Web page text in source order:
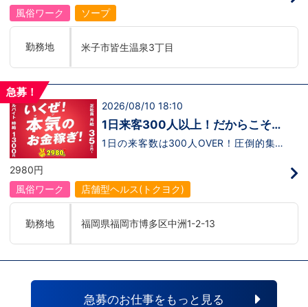
有！！ つまり・・・ハピネスグループの
中でも、今！1番役職に就けるチャンスが
「今」入社するべきじゃないです
か！？！？ のし上がりたいなら、このビ
ッグチャンス見逃さないでください！！チ
か？？当グループは年功序列ではなく実力
や幹部枠への昇格が可能なんです！力のあ
る方には必要な席をしっかりご用意できる
環境ですのでご安心ください。実際に入社
後、最短で8ヶ月で店長になった先輩もい
って目指せます。それでもまだ迷ってるっ
て方は是非オフィシャルサイトをご覧下さ
お手数ですがコピー＆ペーストしてURLを
開いていただければです。先輩のインタビ
ュー動画など、アナタが一歩踏み出すキッ
非ご覧ください(^^)鳥取米子で 「オトコの
480万円＋目標達成報奨金100万円☆※今
だけ限定引越し代も当社負担！！！
風俗ワーク
ソープ
勤務地 米子市皆生温泉3丁目
急募！
2026/08/10 18:10
1日来客300人以上！だからこそ！
時給1,300円～、月給35万～！
1日の来客数は300人OVER！圧倒的集客
み 1,625円）正社員（未経験）でも月給
35万スタート！正社員（店長・幹部候
で明るい方、即採用！給与は35万円以上
可能！やる気次第でどんどん昇給できま
す！！！いずれは業界初！？退職金制度も
者大歓迎です。やる気を重視します！面接
2980円
風俗ワーク
店舗型ヘルス(トクヨク)
勤務地 福岡県福岡市博多区中洲1-2-13
急募のお仕事をもっと見る